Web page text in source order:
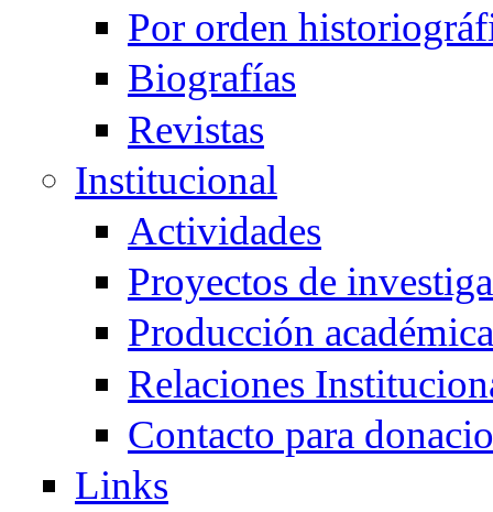
Por orden
Biografías
Revistas
Institucional
Actividades
Proyectos de
Producción académica
Relaciones
Contacto para
Links